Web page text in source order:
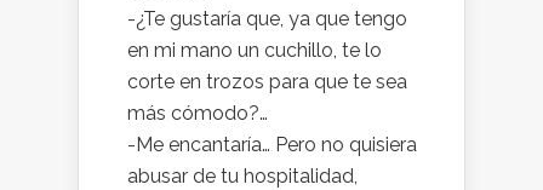
-¿Te gustaría que, ya que tengo
en mi mano un cuchillo, te lo
corte en trozos para que te sea
más cómodo?…
-Me encantaría… Pero no quisiera
abusar de tu hospitalidad,